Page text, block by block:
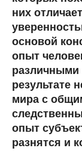
них
основой
опыт
результате
мира с
опыт
разнятся и